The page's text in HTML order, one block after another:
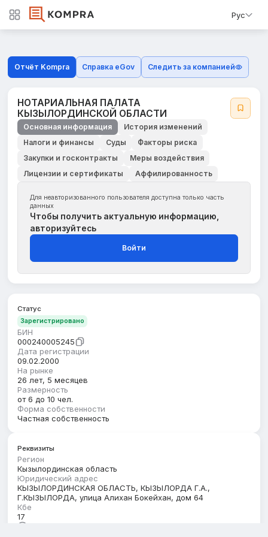
Рус
Отчёт Kompra Справка eGov Следить за компанией
НОТАРИАЛЬНАЯ ПАЛАТА
КЫЗЫЛОРДИНСКОЙ ОБЛАСТИ
Основная информация
История изменений
Налоги и финансы
Суды
Факторы риска
Закупки и госконтракты
Меры воздействия
Лицензии и сертификаты
Аффилированность
Для неавторизованного пользователя доступна только часть
данных
Чтобы получить актуальную информацию,
авторизуйтесь
Войти
Статус
Зарегистрировано
БИН
000240005245
Дата регистрации
09.02.2000
На рынке
26 лет, 5 месяцев
Размерность
от 6 до 10 чел.
Форма собственности
Частная собственность
Реквизиты
Регион
Кызылординская область
Юридический адрес
КЫЗЫЛОРДИНСКАЯ ОБЛАСТЬ, КЫЗЫЛОРДА Г.А.,
Г.КЫЗЫЛОРДА, улица Алихан Бокейхан, дом 64
Кбе
17